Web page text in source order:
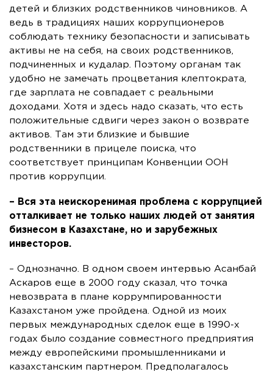
детей и близких родственников чиновников. А
ведь в традициях наших коррупционеров
соблюдать технику безопасности и записывать
активы не на себя, на своих родственников,
подчиненных и кудалар. Поэтому органам так
удобно не замечать процветания клептократа,
где зарплата не совпадает с реальными
доходами. Хотя и здесь надо сказать, что есть
положительные сдвиги через закон о возврате
активов. Там эти близкие и бывшие
родственники в прицеле поиска, что
соответствует принципам Конвенции ООН
против коррупции.
– Вся эта неискоренимая проблема с коррупцией
отталкивает не только наших людей от занятия
бизнесом в Казахстане, но и зарубежных
инвесторов.
– Однозначно. В одном своем интервью Асанбай
Аскаров еще в 2000 году сказал, что точка
невозврата в плане коррумпированности
Казахстаном уже пройдена. Одной из моих
первых международных сделок еще в 1990-х
годах было создание совместного предприятия
между европейскими промышленниками и
казахстанским партнером. Предполагалось